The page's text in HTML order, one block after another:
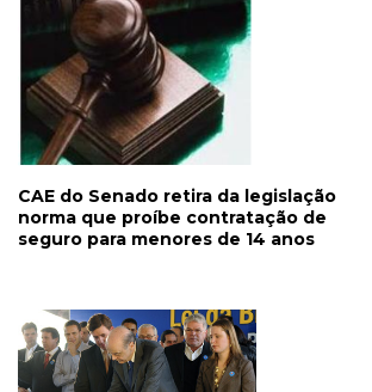
CAE do Senado retira da legislação
norma que proíbe contratação de
seguro para menores de 14 anos